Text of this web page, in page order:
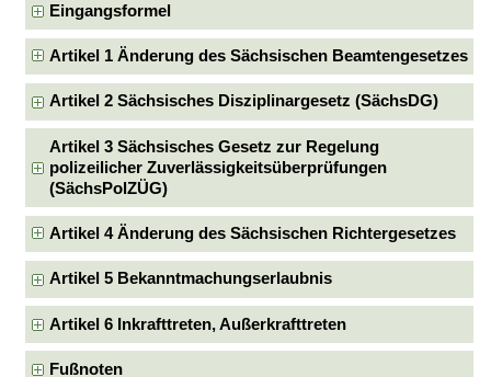
Eingangsformel
Artikel 1 Änderung des Sächsischen Beamtengesetzes
Artikel 2 Sächsisches Disziplinargesetz (SächsDG)
Artikel 3 Sächsisches Gesetz zur Regelung
polizeilicher Zuverlässigkeitsüberprüfungen
(SächsPolZÜG)
Artikel 4 Änderung des Sächsischen Richtergesetzes
Artikel 5 Bekanntmachungserlaubnis
Artikel 6 Inkrafttreten, Außerkrafttreten
Fußnoten